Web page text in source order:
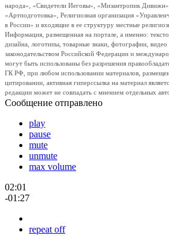
народа», «Свидетели Иеговы», «Мизантропик Дивижн»,
«Артподготовка», Религиозная организация
в России» и входящие в ее структуру местные
Информация, размещенная на портале, а именно:
дизайна, логотипы, товарные знаки, фотографии,
законодательством Российской Федерации и
могут быть использованы без разрешения
ГК РФ, при любом использовании материалов,
цитировании, активная гиперссылка на материал
редакции может не совпадать с мнением отдельных
Сообщение отправлено
play
pause
mute
unmute
max volume
02:01
-01:27
repeat off